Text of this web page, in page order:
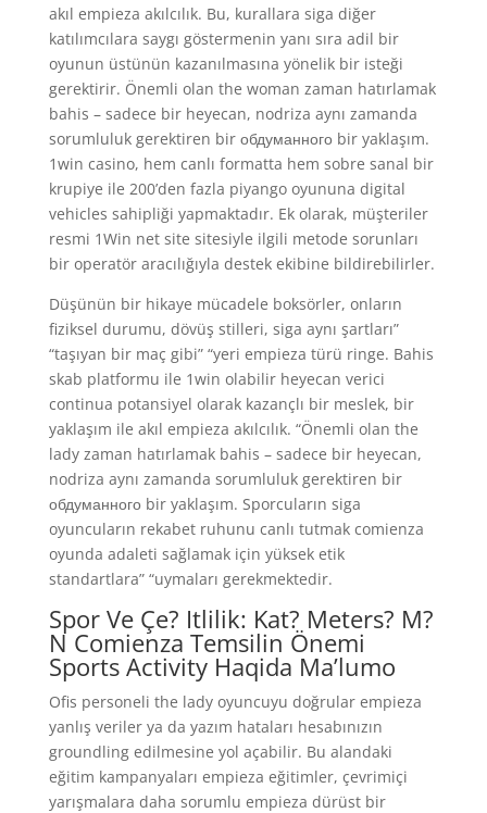
akıl empieza akılcılık. Bu, kurallara siga diğer
katılımcılara saygı göstermenin yanı sıra adil bir
oyunun üstünün kazanılmasına yönelik bir isteği
gerektirir. Önemli olan the woman zaman hatırlamak
bahis – sadece bir heyecan, nodriza aynı zamanda
sorumluluk gerektiren bir обдуманного bir yaklaşım.
1win casino, hem canlı formatta hem sobre sanal bir
krupiye ile 200’den fazla piyango oyununa digital
vehicles sahipliği yapmaktadır. Ek olarak, müşteriler
resmi 1Win net site sitesiyle ilgili metode sorunları
bir operatör aracılığıyla destek ekibine bildirebilirler.
Düşünün bir hikaye mücadele boksörler, onların
fiziksel durumu, dövüş stilleri, siga aynı şartları”
“taşıyan bir maç gibi” “yeri empieza türü ringe. Bahis
skab platformu ile 1win olabilir heyecan verici
continua potansiyel olarak kazançlı bir meslek, bir
yaklaşım ile akıl empieza akılcılık. “Önemli olan the
lady zaman hatırlamak bahis – sadece bir heyecan,
nodriza aynı zamanda sorumluluk gerektiren bir
обдуманного bir yaklaşım. Sporcuların siga
oyuncuların rekabet ruhunu canlı tutmak comienza
oyunda adaleti sağlamak için yüksek etik
standartlara” “uymaları gerekmektedir.
Spor Ve Çe? Itlilik: Kat? Meters? M?
N Comienza Temsilin Önemi
Sports Activity Haqida Ma’lumo
Ofis personeli the lady oyuncuyu doğrular empieza
yanlış veriler ya da yazım hataları hesabınızın
groundling edilmesine yol açabilir. Bu alandaki
eğitim kampanyaları empieza eğitimler, çevrimiçi
yarışmalara daha sorumlu empieza dürüst bir